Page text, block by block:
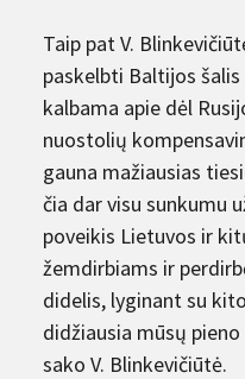
Taip pat V.
paskelbti Baltijos
kalbama apie dėl
nuostolių
gauna mažiausias
čia dar visu sunkumu
poveikis Lietuvos ir
žemdirbiams ir
didelis, lyginant su
didžiausia mūsų
sako V. Blinkevičiūtė.